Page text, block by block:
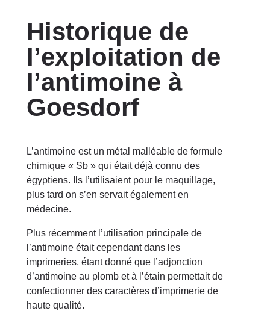
Historique de
l’exploitation de
l’antimoine à
Goesdorf
L’antimoine est un métal malléable de formule
chimique « Sb » qui était déjà connu des
égyptiens. Ils l’utilisaient pour le maquillage,
plus tard on s’en servait également en
médecine.
Plus récemment l’utilisation principale de
l’antimoine était cependant dans les
imprimeries, étant donné que l’adjonction
d’antimoine au plomb et à l’étain permettait de
confectionner des caractères d’imprimerie de
haute qualité.